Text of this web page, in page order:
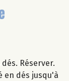
Réserver.
en dés jusqu'à